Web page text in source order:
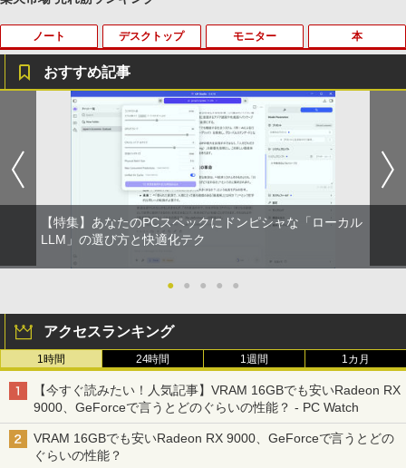
by Amazon 天然水 ラベルレス 500ml ×24本
富士山の天然水 バナジウム含有 水 ミネラル
ットル (Smart Basic)
￥1,380
【Amazon.co.jp限定】 い・ろ・は・す 2L P
ET ラベルレス ×8本
￥1,112
by Amazon 天然水ラベルレス 2L×9本
￥1,117
by Amazon 炭酸水 ラベルレス 500ml ×24本
強炭酸水 ペットボトル 500ミリリットル (Sm
art Basic)
薬屋のひとりごと 17巻 (デジタル版ビッグガ
ンガンコミックス)
￥770
異世界居酒屋「のぶ」(22) (角川コミックス・
エース)
￥832
ONE PIECE モノクロ版 115 (ジャンプコミッ
クスDIGITAL)
￥594
HUNTER×HUNTER モノクロ版 39 (ジャンプ
コミックスDIGITAL)
￥572
ノート
中古パソコン | Dell | Latitude 3590 | Wi
ndows11 | ノートPC | 一年保証 | 第8世
代 | Core i5 8250U 1.6(〜最大3.4)GHz |
MEM:8GB | SSD:256GB(新品) | 光学ド
ライブ:非搭載 | 無線LAN:あり | Webカ
メラ内蔵 | テンキー | Win11Pro64Bit | A
Cアダプター付属
￥18,000
SSD搭載 Core i5 7200U Windows11 Ho
me Wi-Fi 長期保証 [95023]
￥18,600
3
【超軽量2in1 タッチパネル】中古 ノー
トパソコン TOSHIBA 型落ち dynabook
デスクトップ
【★最大100%ポイント】おまかせ 中古
パソコン Windows XP Celeron or Core
2 メモリ 4GB HDD 250GB DVDドライブ
搭載 リフレッシュPC デスクトップ 中古
安心保証 初期設定不要
￥9,980
2
【中古】純正ATI Apple Radeon HD 577
0 1GB ビデオカード Mac Pro デスクト
￥15,007
3
Windows11 中古パソコン EPSON エプ
ソン Endeavor ST20E Celeron N3160
メモリ8GB HDD500GB 18.5インチ ディ
スプレイ マウス キーボード WPS Office
モニター
【おまかせ】モニター 23インチ 1920x1
080 フルHD HDMI PCモニター 中古ディ
スプレイ
￥6,600
【500円クーポン＋ポイント最大31.5%還
D 1920×1080 1080P Fast IPS パネル 非
光沢 1000:1 高コントラスト 超軽量 600
5/Switch/PC/スマホ対応
￥8,490
アイ・オー・データ機器 ワイド液晶ディ
スプレイ 23.8型/LCD-A241DB
本
オレンジページ 2026 10/17号増刊＜グレ
ー＞ [雑誌]
￥1,689
送料無料【中古】剣客商売 1〜54巻 まで
ち リイド社（青年コミック）
3
【特典】GIANNA HOMMES ISSUE05 co
ver 山中柔太朗(B4サイズ両面ピンナッ
プ)
￥2,200
おすすめ記事
【特集】あなたのPCスペックにドンピシャな「ローカル
LLM」の選び方と快適化テク
● ● ● ● ●
アクセスランキング
1時間 24時間 1週間 1カ月
【今すぐ読みたい！人気記事】VRAM 16GBでも安いRadeon RX
9000、GeForceで言うとどのぐらいの性能？ - PC Watch
VRAM 16GBでも安いRadeon RX 9000、GeForceで言うとどの
ぐらいの性能？